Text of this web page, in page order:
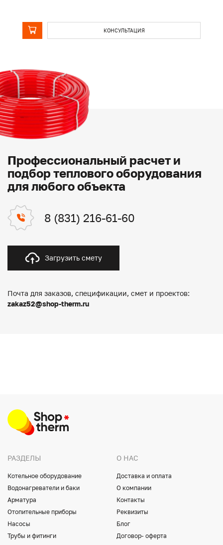
КОНСУЛЬТАЦИЯ
Профессиональный расчет и
подбор теплового оборудования
для любого объекта
8 (831) 216-61-60
Загрузить смету
Почта для заказов, спецификации, смет и проектов:
zakaz52@shop-therm.ru
РАЗДЕЛЫ
Котельное оборудование
Водонагреватели и баки
Арматура
Отопительные приборы
Насосы
Трубы и фитинги
О НАС
Доставка и оплата
О компании
Контакты
Реквизиты
Блог
Договор- оферта